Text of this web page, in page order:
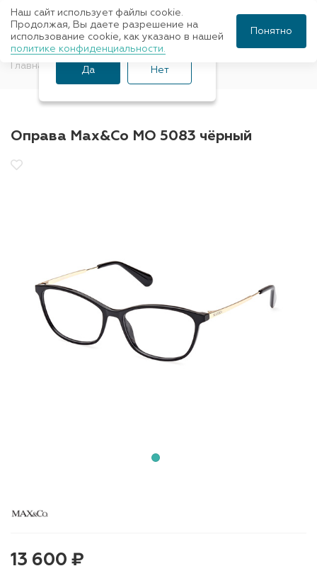
Главная Оправы для очков Max&Co
Оправа Max&Co MO 5083 чёрный
13 600 ₽
Ваш город Санкт-
Петербург?
Да Нет
Наш сайт использует файлы cookie.
Продолжая, Вы даете разрешение на
использование cookie, как указано в нашей
политике конфиденциальности.
Понятно